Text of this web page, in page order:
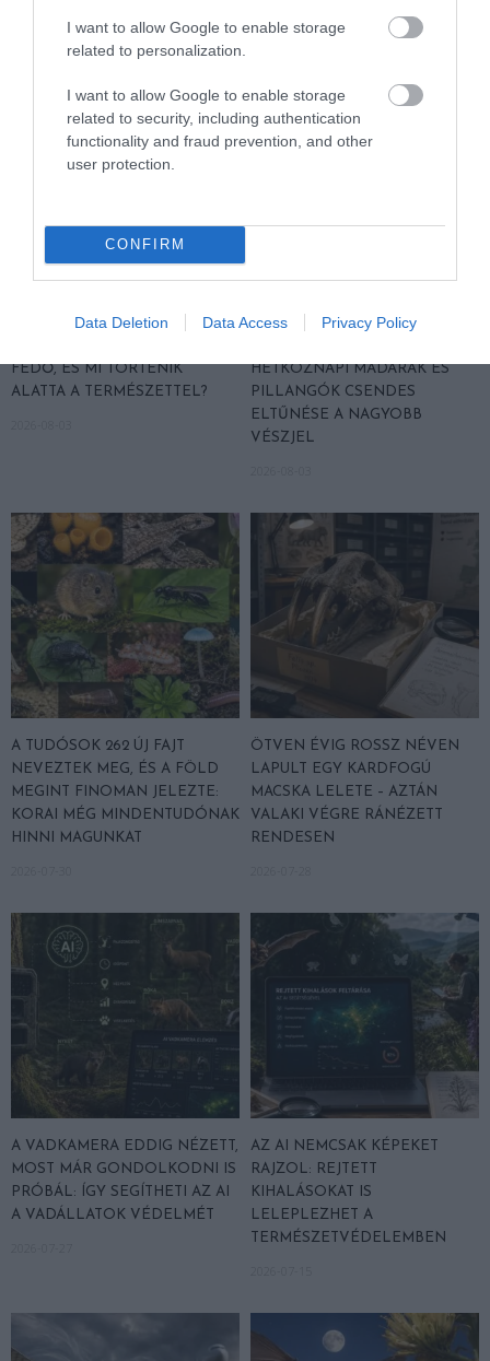
I want to allow Google to enable storage
related to personalization.
I want to allow Google to enable storage
related to security, including authentication
functionality and fraud prevention, and other
user protection.
CONFIRM
Data Deletion Data Access Privacy Policy
2026-08-07
2026-08-06
HŐKUPOLA MAGYARORSZÁG
FEDŐ, ÉS MI TÖRTÉNIK
ALATTA A TERMÉSZETTEL?
NEM CSAK A RITKASÁGOK
HÉTKÖZNAPI MADARAK ÉS
PILLANGÓK CSENDES
ELTŰNÉSE A NAGYOBB
VÉSZJEL
A TUDÓSOK 262 ÚJ FAJT
NEVEZTEK MEG, ÉS A FÖLD
MEGINT FINOMAN JELEZTE:
KORAI MÉG MINDENTUDÓNAK
HINNI MAGUNKAT
ÖTVEN ÉVIG ROSSZ NÉVEN
LAPULT EGY KARDFOGÚ
MACSKA LELETE – AZTÁN
VALAKI VÉGRE RÁNÉZETT
RENDESEN
A VADKAMERA EDDIG NÉZETT,
MOST MÁR GONDOLKODNI IS
PRÓBÁL: ÍGY SEGÍTHETI AZ AI
A VADÁLLATOK VÉDELMÉT
AZ AI NEMCSAK KÉPEKET
RAJZOL: REJTETT
KIHALÁSOKAT IS
LELEPLEZHET A
TERMÉSZETVÉDELEMBEN